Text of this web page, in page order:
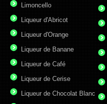
Limoncello
Liqueur d'Abricot
Liqueur d'Orange
Liqueur de Banane
Liqueur de Café
Liqueur de Cerise
Liqueur de Chocolat Blanc